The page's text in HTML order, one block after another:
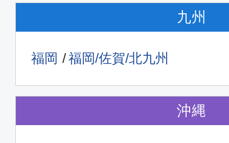
九州
福岡 福岡/佐賀/北九州
沖縄